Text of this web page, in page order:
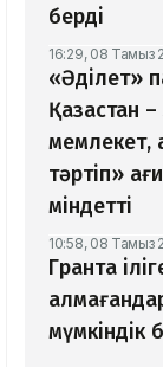
берді
16:29, 08 Тамыз
«Әділет»
Қазақстан
мемлекет,
тәртіп»
міндетті
10:58, 08 Тамыз
Грантқа
мүмкіндік